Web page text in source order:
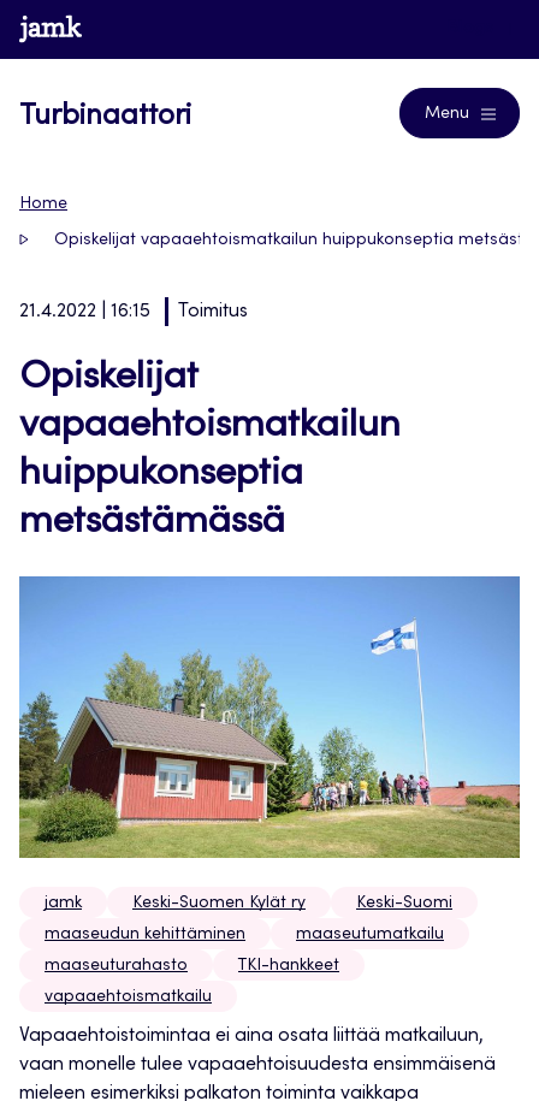
Siirry
suoraan
www.jamk.fi
Turbinaattori Menu
Home
Opiskelijat vapaaehtoismatkailun huippukonseptia
21.4.2022 | 16:15 Toimitus
Opiskelijat
vapaaehtoismatkailun
huippukonseptia
metsästämässä
jamk Keski-Suomen Kylät ry
Keski-Suomi
maaseudun kehittäminen
maaseutumatkailu
maaseuturahasto
TKI-hankkeet
vapaaehtoismatkailu
Vapaaehtoistoimintaa ei aina osata liittää matkailuun,
vaan monelle tulee vapaaehtoisuudesta ensimmäisenä
mieleen esimerkiksi palkaton toiminta vaikkapa